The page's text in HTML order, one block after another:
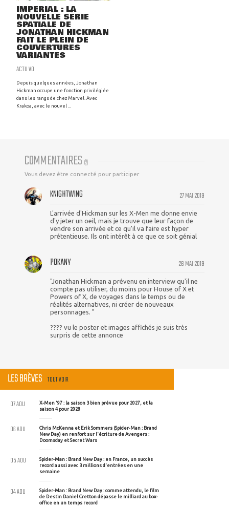
IMPERIAL : LA
NOUVELLE SÉRIE
SPATIALE DE
JONATHAN HICKMAN
FAIT LE PLEIN DE
COUVERTURES
VARIANTES
ACTU VO
Depuis quelques années, Jonathan
Hickman occupe une fonction privilégiée
dans les rangs de chez Marvel. Avec
Krakoa, avec le nouvel ...
COMMENTAIRES (2)
Vous devez être connecté pour participer
27 MAI 2019
KNIGHTWING
L'arrivée d'Hickman sur les X-Men me donne envie
d'y jeter un oeil, mais je trouve que leur façon de
vendre son arrivée et ce qu'il va faire est hyper
prétentieuse. Ils ont intérêt à ce que ce soit génial
26 MAI 2019
POKANY
"Jonathan Hickman a prévenu en interview qu'il ne
compte pas utiliser, du moins pour House of X et
Powers of X, de voyages dans le temps ou de
réalités alternatives, ni créer de nouveaux
personnages. "
???? vu le poster et images affichés je suis très
surpris de cette annonce
LES BRÈVES TOUT VOIR
X-Men '97 : la saison 3 bien prévue pour 2027, et la
saison 4 pour 2028
07 AOU
Chris McKenna et Erik Sommers (Spider-Man : Brand
New Day) en renfort sur l'écriture de Avengers :
Doomsday et Secret Wars
06 AOU
Spider-Man : Brand New Day : en France, un succès
record aussi avec 3 millions d'entrées en une
semaine
05 AOU
Spider-Man : Brand New Day : comme attendu, le film
de Destin Daniel Cretton dépasse le milliard au box-
office en un temps record
04 AOU